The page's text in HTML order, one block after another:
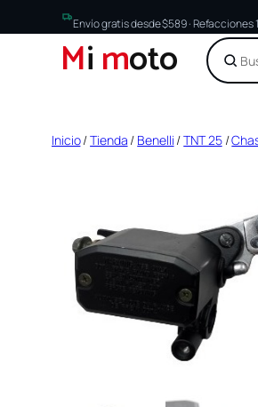
Envío gratis desde $589 · Refacciones
Mimoto
SaltarInicio/Tienda / Benelli /TNT 25/